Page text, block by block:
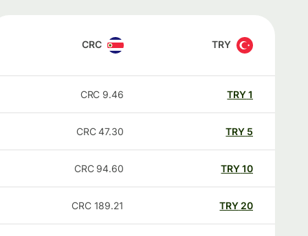
TRY
CRC
TRY
9.46
CRC
TRY
47.30
CRC
TRY
94.60
CRC
20
TRY
189.21
CRC